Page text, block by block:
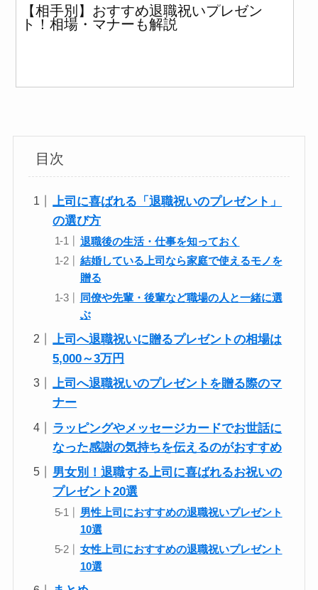
【相手別】おすすめ退職祝いプレゼン
ト！相場・マナーも解説
目次
上司に喜ばれる「退職祝いのプレゼント」
の選び方
退職後の生活・仕事を知っておく
結婚している上司なら家庭で使えるモノを
贈る
同僚や先輩・後輩など職場の人と一緒に選
ぶ
上司へ退職祝いに贈るプレゼントの相場は
5,000～3万円
上司へ退職祝いのプレゼントを贈る際のマ
ナー
ラッピングやメッセージカードでお世話に
なった感謝の気持ちを伝えるのがおすすめ
男女別！退職する上司に喜ばれるお祝いの
プレゼント20選
男性上司におすすめの退職祝いプレゼント
10選
女性上司におすすめの退職祝いプレゼント
10選